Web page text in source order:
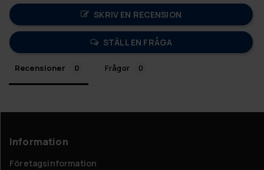
SKRIV EN RECENSION
STÄLL EN FRÅGA
Recensioner Frågor
Information
Företagsinformation